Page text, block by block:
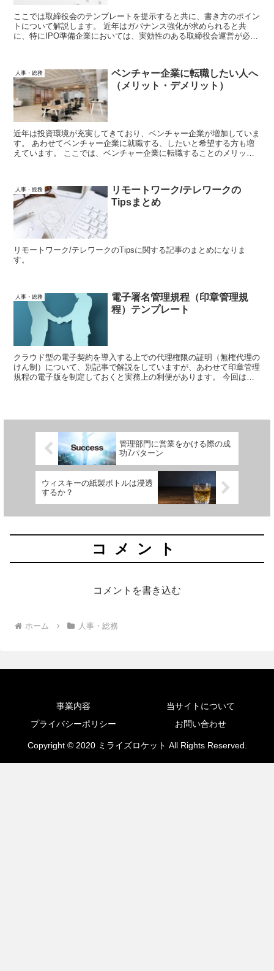
ここでは取締役会のテンプレートを提示すると共に、書き方のポイン
トについて解説します。 近年はガバナンス強化が求められると共
に、特にIPO準備企業においては、実効性のある取締役会運営が必要
人事・総務
ベンチャー企業に転職したい人へ
（メリット・デメリット）
近年は投資環境が充実してきており、ベンチャー企業が増加していま
す。 あわせてベンチャー企業に就職する、したいと希望する方も増
えています。 ここでは、ベンチャー企業に転職することのメリッ
人事・総務
リモートワーク/テレワークの
Tipsまとめ
リモートワーク/テレワークのTipsに関する記事のまとめになりま
す。
人事・総務
電子署名管理規程（印章管理規
程）テンプレート
クラウド型の電子契約を導入する上での代理権限の証明（無権代理の
けん制）について、別記事で解説をしていますが、あわせて印章管理
規程の電子版を制定しておくと実務上の利便があります。 今回は電
管理部門に営業をかける際の成
功7パターン
ウィスキーの紙製ボトルは浸透
するか？
コメント
コメントを書き込む
ホーム 人事・総務
事業内容
当サイトについて
プライバシーポリシー
お問い合わせ
Copyright © 2020 ミライズロケット All Rights Reserved.